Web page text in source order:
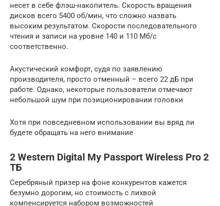
несет в себе флэш-накопитель. Скорость вращения
дисков всего 5400 об/мин, что сложно назвать
высоким результатом. Скорости последовательного
чтения и записи на уровне 140 и 110 Мб/с
соответственно.
Акустический комфорт, судя по заявлению
производителя, просто отменный – всего 22 дБ при
работе. Однако, некоторые пользователи отмечают
небольшой шум при позиционировании головки
Хотя при повседневном использовании вы вряд ли
будете обращать на него внимание
2 Western Digital My Passport Wireless Pro 2
ТБ
Серебряный призер на фоне конкурентов кажется
безумно дорогим, но стоимость с лихвой
компенсируется набором возможностей